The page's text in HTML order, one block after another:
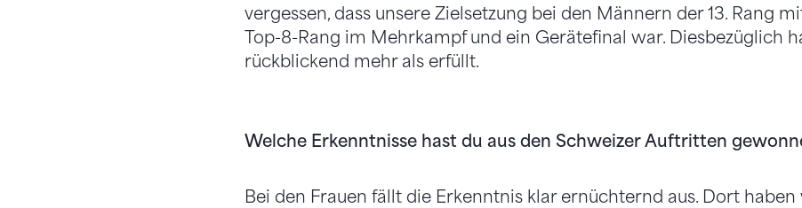
vergessen, dass unsere Zielsetzung bei den Männern der 13. Rang
Top-8-Rang im Mehrkampf und ein Gerätefinal war. Diesbezüglich
rückblickend mehr als erfüllt.
Welche Erkenntnisse hast du aus den Schweizer Auftritten
Bei den Frauen fällt die Erkenntnis klar ernüchternd aus. Dort haben